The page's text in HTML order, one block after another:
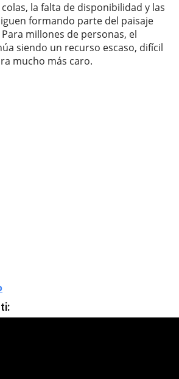
la falta de disponibilidad y las
formando parte del paisaje
millones de personas, el
siendo un recurso escaso, difícil
mucho más caro.